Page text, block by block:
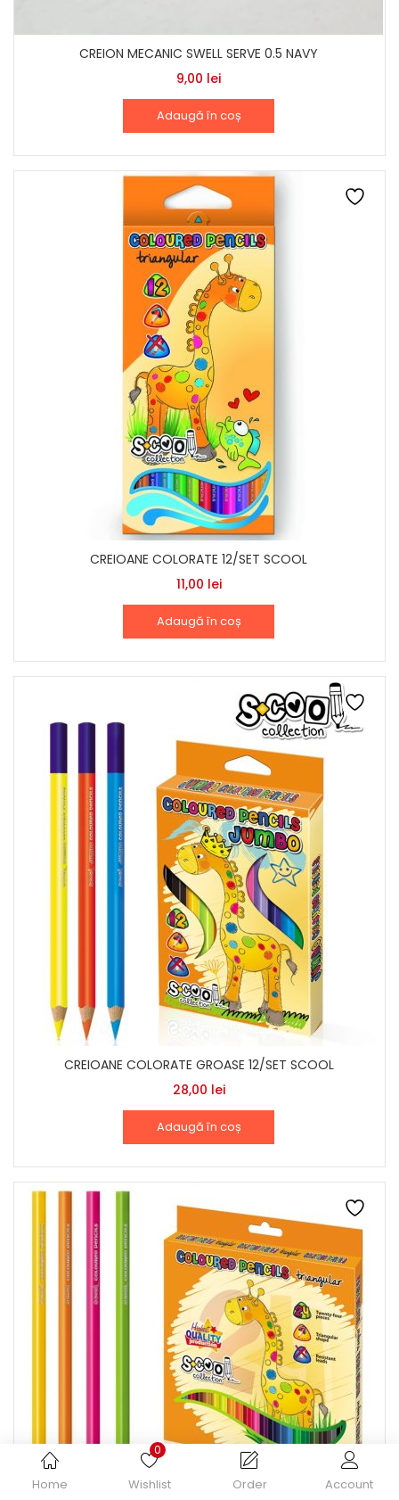
Home
0
Wishlist Order Account
CREION MECANIC SWELL SERVE 0.5 NAVY
9,00 lei
Adaugă în coș
CREIOANE COLORATE 12/SET SCOOL
11,00 lei
Adaugă în coș
CREIOANE COLORATE GROASE 12/SET SCOOL
28,00 lei
Adaugă în coș